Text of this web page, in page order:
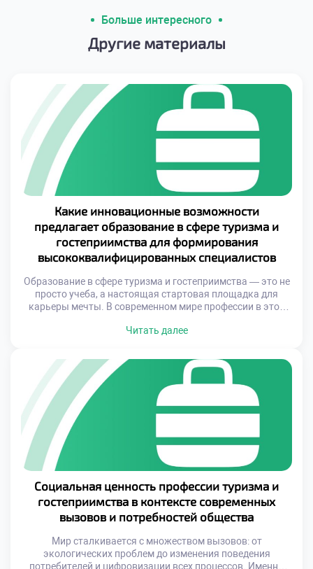
Больше интересного
Другие материалы
Какие инновационные возможности
предлагает образование в сфере туризма и
гостеприимства для формирования
высококвалифицированных специалистов
Образование в сфере туризма и гостеприимства — это не
просто учеба, а настоящая стартовая площадка для
карьеры мечты. В современном мире профессии в этой
адаптироваться к переменам, мыслить стратегически и
обучение должно быть живым, практико-
ориентированным и насыщенным реальными кейсами. В
учебных […]
Читать далее
Социальная ценность профессии туризма и
гостеприимства в контексте современных
вызовов и потребностей общества
Мир сталкивается с множеством вызовов: от
экологических проблем до изменения поведения
потребителей и цифровизации всех процессов. Именно